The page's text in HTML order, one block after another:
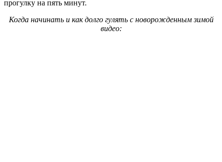
прогулку на пять минут.
Когда начинать и как долго гулять с новорожденным зимой
видео: